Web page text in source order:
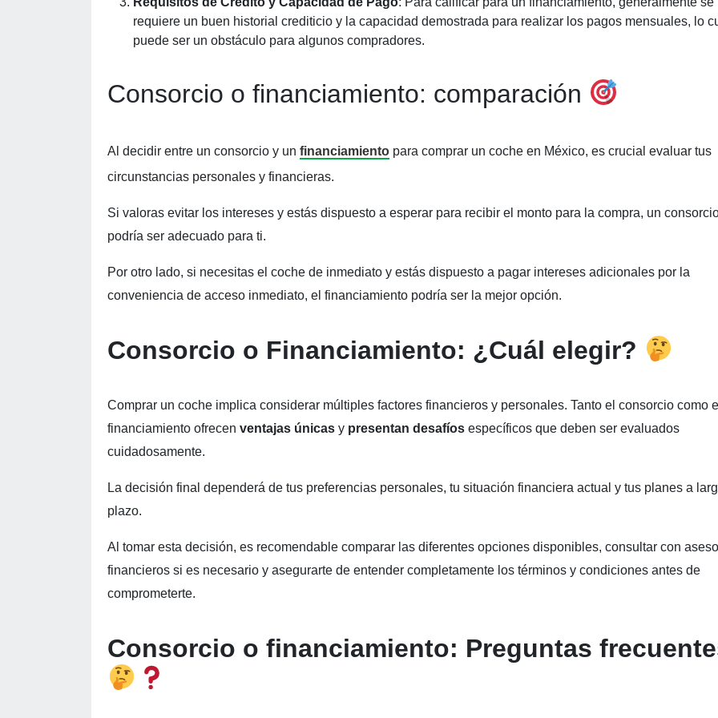
requiere un buen historial crediticio y la capacidad demostrada para realizar los pagos mensuales, lo
puede ser un obstáculo para algunos compradores.
Consorcio o financiamiento: comparación
Al decidir entre un consorcio y un financiamiento para comprar un coche en México, es crucial evaluar tus
circunstancias personales y financieras.
Si valoras evitar los intereses y estás dispuesto a esperar para recibir el monto para la compra, un
podría ser adecuado para ti.
Por otro lado, si necesitas el coche de inmediato y estás dispuesto a pagar intereses adicionales por la
conveniencia de acceso inmediato, el financiamiento podría ser la mejor opción.
Consorcio o Financiamiento: ¿Cuál elegir?
Comprar un coche implica considerar múltiples factores financieros y personales. Tanto el consorcio como el
financiamiento ofrecen ventajas únicas y presentan desafíos específicos que deben ser evaluados
cuidadosamente.
La decisión final dependerá de tus preferencias personales, tu situación financiera actual y tus planes a
plazo.
Al tomar esta decisión, es recomendable comparar las diferentes opciones disponibles, consultar con
financieros si es necesario y asegurarte de entender completamente los términos y condiciones antes de
comprometerte.
Consorcio o financiamiento: Preguntas